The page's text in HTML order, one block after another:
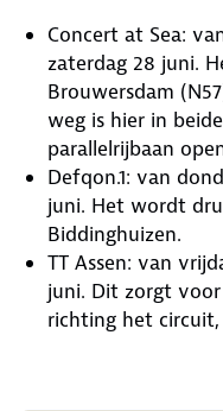
Concert at Sea:
zaterdag 28 juni.
Brouwersdam
weg is hier in
parallelrijbaan
Defqon.1: van
juni. Het wordt
Biddinghuizen.
TT Assen: van
juni. Dit zorgt
richting het